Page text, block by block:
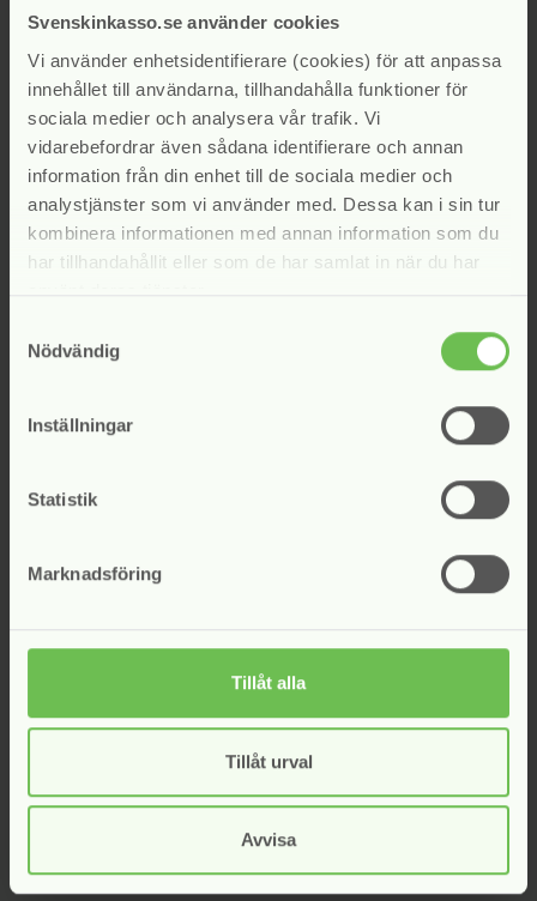
Svenskinkasso.se använder cookies
Vi använder enhetsidentifierare (cookies) för att anpassa
innehållet till användarna, tillhandahålla funktioner för
sociala medier och analysera vår trafik. Vi
vidarebefordrar även sådana identifierare och annan
information från din enhet till de sociala medier och
analystjänster som vi använder med. Dessa kan i sin tur
kombinera informationen med annan information som du
har tillhandahållit eller som de har samlat in när du har
Nödvändig
Inställningar
Statistik
Marknadsföring
Tillåt alla
Tillåt urval
Avvisa
juni 2021
maj 2021
april 2021
mars 2021
februari 2021
januari 2021
december 2020
november 2020
oktober 2020
maj 2020
mars 2020
november 2019
september 2019
juni 2019
maj 2019
april 2019
maj 2018
november 2017
december 2016